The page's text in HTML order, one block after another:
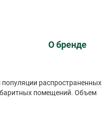
О бренде
распространенных
помещений. Объем